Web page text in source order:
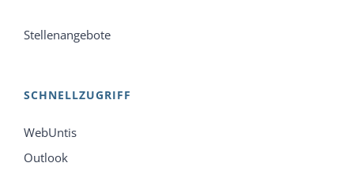
Stellenangebote
SCHNELLZUGRIFF
WebUntis
Outlook